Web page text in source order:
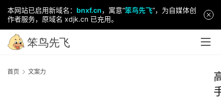
本网站已启用新域名： bnxf.cn，寓意“笨鸟先飞”，为自媒体创
作者服务，原域名 xdjk.cn 已充用。
首页 文案力